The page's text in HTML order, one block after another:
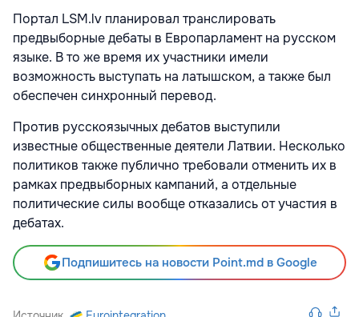
Портал LSM.lv планировал транслировать
предвыборные дебаты в Европарламент на русском
языке. В то же время их участники имели
возможность выступать на латышском, а также был
обеспечен синхронный перевод.
Против русскоязычных дебатов выступили
известные общественные деятели Латвии. Несколько
политиков также публично требовали отменить их в
рамках предвыборных кампаний, а отдельные
политические силы вообще отказались от участия в
дебатах.
Подпишитесь на новости Point.md в Google